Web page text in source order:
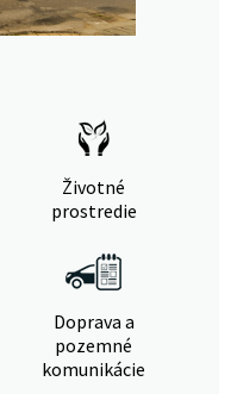
Životné
prostredie
Doprava a
pozemné
komunikácie